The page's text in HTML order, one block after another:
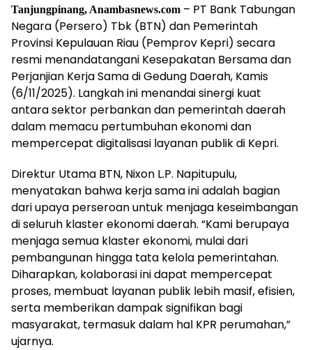
Tanjungpinang, Anambasnews.com – PT Bank Tabungan
Negara (Persero) Tbk (BTN) dan Pemerintah
Provinsi Kepulauan Riau (Pemprov Kepri) secara
resmi menandatangani Kesepakatan Bersama dan
Perjanjian Kerja Sama di Gedung Daerah, Kamis
(6/11/2025). Langkah ini menandai sinergi kuat
antara sektor perbankan dan pemerintah daerah
dalam memacu pertumbuhan ekonomi dan
mempercepat digitalisasi layanan publik di Kepri.
Direktur Utama BTN, Nixon L.P. Napitupulu,
menyatakan bahwa kerja sama ini adalah bagian
dari upaya perseroan untuk menjaga keseimbangan
di seluruh klaster ekonomi daerah. “Kami berupaya
menjaga semua klaster ekonomi, mulai dari
pembangunan hingga tata kelola pemerintahan.
Diharapkan, kolaborasi ini dapat mempercepat
proses, membuat layanan publik lebih masif, efisien,
serta memberikan dampak signifikan bagi
masyarakat, termasuk dalam hal KPR perumahan,”
ujarnya.